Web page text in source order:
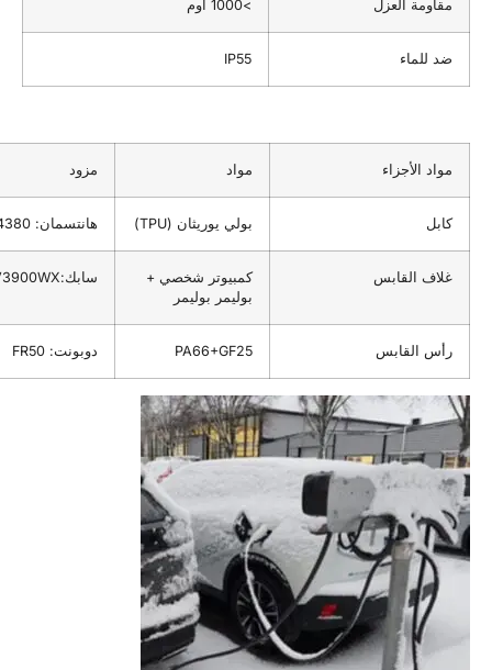
العزل
بولي يوريثان (TPU) هانتسمان: A85P4380
كمبيوتر شخصي +
بوليمر بوليمر
سابك:V3900WX
PA66+GF25